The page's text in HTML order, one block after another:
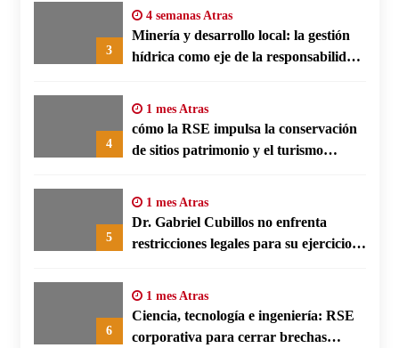
3
4 semanas Atras
Minería y desarrollo local: la gestión
hídrica como eje de la responsabilidad
4
1 mes Atras
cómo la RSE impulsa la conservación
de sitios patrimonio y el turismo
5
1 mes Atras
Dr. Gabriel Cubillos no enfrenta
restricciones legales para su ejercicio,
6
1 mes Atras
Ciencia, tecnología e ingeniería: RSE
corporativa para cerrar brechas